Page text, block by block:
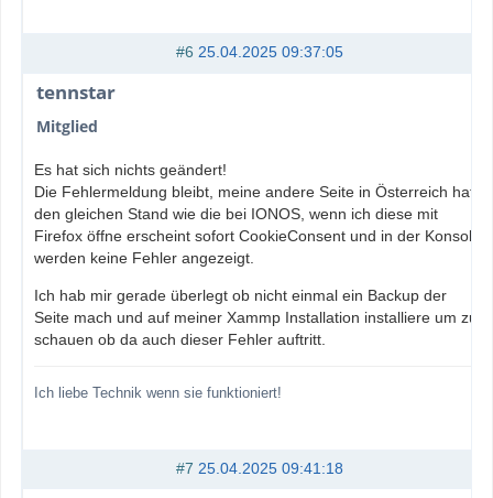
#6 25.04.2025 09:37:05
tennstar
Mitglied
Es hat sich nichts geändert!
Die Fehlermeldung bleibt, meine andere Seite in Österreich hat
den gleichen Stand wie die bei IONOS, wenn ich diese mit
Firefox öffne erscheint sofort CookieConsent und in der Konsole
werden keine Fehler angezeigt.
Ich hab mir gerade überlegt ob nicht einmal ein Backup der
Seite mach und auf meiner Xammp Installation installiere um zu
schauen ob da auch dieser Fehler auftritt.
Ich liebe Technik wenn sie funktioniert!
#7 25.04.2025 09:41:18